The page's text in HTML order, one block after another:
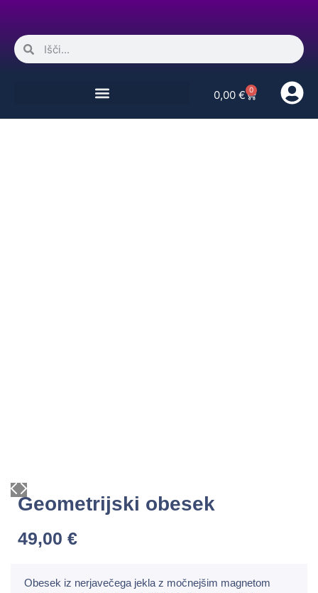
0,00 € 0
Geometrijski obesek
49,00 €
Obesek iz nerjavečega jekla z močnejšim magnetom